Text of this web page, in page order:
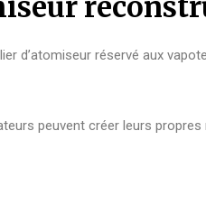
d’atomiseur réservé aux
peuvent créer leurs